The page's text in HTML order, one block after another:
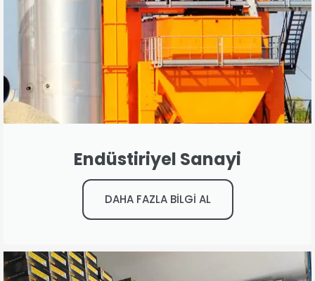
Endüstiriyel Sanayi
DAHA FAZLA BİLGİ AL